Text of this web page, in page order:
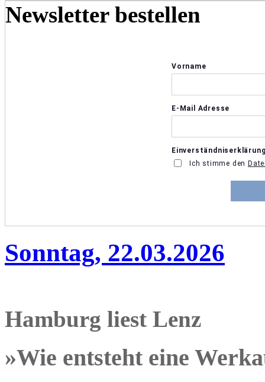
Newsletter bestellen
Sonntag, 22.03.2026
Hamburg liest Lenz
»Wie entsteht eine